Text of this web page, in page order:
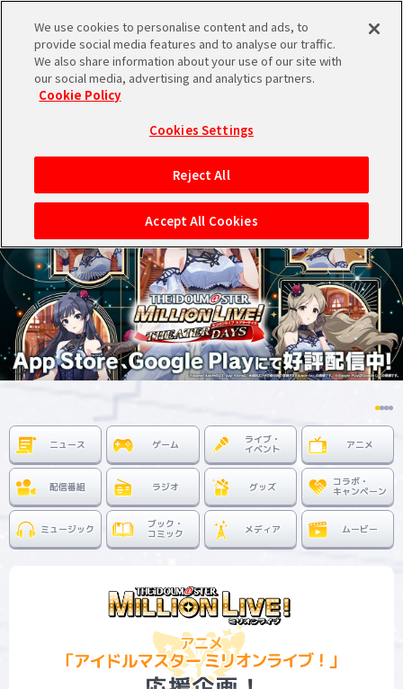
スケジュール 検索
バンダイナムコIDで
アイドルマスター ポータルへの登録について
シリアルコード・
あいことば
活動履歴
閲覧履歴・購入履歴 Pレポ
チェックイン お気に入り
マイスケジュール メモ
マイデスク設定変更 バンダイナムコID Link設定
THE IDOL
M@STER
シンデレラ
ガールズ
シャイニー 学園
ニュース ゲーム ライブ・
イベント アニメ
配信番組 ラジオ グッズ コラボ・
キャンペーン
ミュージック ブック・
コミック メディア ムービー
We use cookies to personalise content and ads, to
provide social media features and to analyse our traffic.
We also share information about your use of our site with
our social media, advertising and analytics partners.
Cookie Policy
Cookies Settings
Reject All
Accept All Cookies